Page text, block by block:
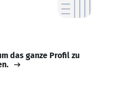
das ganze Profil zu